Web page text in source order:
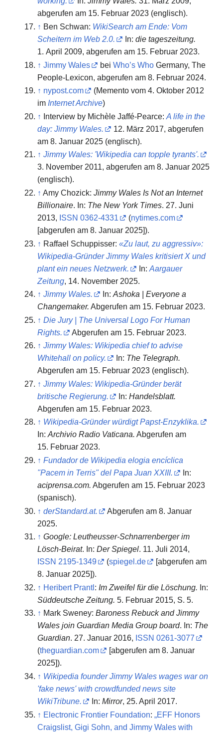
abgerufen am 15. Februar 2023 (englisch).
↑ Ben Schwan: WikiSearch am Ende: Vom
Scheitern im Web 2.0.
In:die tageszeitung.
1. April 2009, abgerufen am 15. Februar 2023.
↑ Jimmy Wales beiWho’s Who Germany, The
People-Lexicon, abgerufen am8. Februar 2024.
↑ nypost.com (Memento vom 4. Oktober 2012
im Internet Archive)
↑
Interview by Michèle Jaffé-Pearce:A life in the
day: Jimmy Wales.
12. März 2017, abgerufen
am 8. Januar 2025 (englisch).
↑ Jimmy Wales: 'Wikipedia can topple tyrants'.
3. November 2011, abgerufen am 8. Januar 2025
(englisch).
↑ Amy Chozick:Jimmy Wales Is Not an Internet
Billionaire. In: The New York Times. 27. Juni
2013, ISSN 0362-4331 (nytimes.com
[abgerufen am 8. Januar 2025]).
↑ Raffael Schuppisser:«Zu laut, zu aggressiv»:
Wikipedia-Gründer Jimmy Wales kritisiert X und
plant ein neues Netzwerk.
In:Aargauer
Zeitung, 14. November 2025.
↑ Jimmy Wales. In:Ashoka | Everyone a
Changemaker. Abgerufen am 15. Februar 2023.
↑ Die Jury | The Universal Logo For Human
Rights.
Abgerufen am 15. Februar 2023.
↑ Jimmy Wales: Wikipedia chief to advise
Whitehall on policy.
In: The Telegraph.
Abgerufen am 15. Februar 2023 (englisch).
↑ Jimmy Wales: Wikipedia-Gründer berät
britische Regierung.
In:Handelsblatt.
Abgerufen am 15. Februar 2023.
↑ Wikipedia-Gründer würdigt Papst-Enzyklika.
In:Archivio Radio Vaticana. Abgerufen am
15. Februar 2023.
↑ Fundador de Wikipedia elogia encíclica
"Pacem in Terris" del Papa Juan XXIII.
In:
aciprensa.com. Abgerufen am 15. Februar 2023
(spanisch).
↑ derStandard.at.
Abgerufen am 8. Januar
2025.
↑ Google: Leutheusser-Schnarrenberger im
Lösch-Beirat. In:Der Spiegel. 11. Juli 2014,
ISSN 2195-1349 (spiegel.de
[abgerufen am
8. Januar 2025]).
↑ Heribert Prantl : Im Zweifel für die Löschung. In:
Süddeutsche Zeitung. 5. Februar 2015, S. 5.
↑ Mark Sweney:Baroness Rebuck and Jimmy
Wales join Guardian Media Group board. In: The
Guardian. 27. Januar 2016, ISSN 0261-3077
(theguardian.com
[abgerufen am 8. Januar
2025]).
↑ Wikipedia founder Jimmy Wales wages war on
'fake news' with crowdfunded news site
WikiTribune.
In:Mirror, 25. April 2017.
↑ Electronic Frontier Foundation:„EFF Honors
Craigslist, Gigi Sohn, and Jimmy Wales with